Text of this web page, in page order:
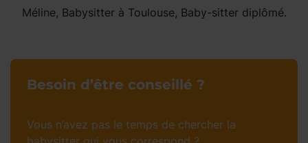
Méline, Babysitter à Toulouse, Baby-sitter diplômé.
Besoin d’être conseillé ?
Vous n’avez pas le temps de chercher la